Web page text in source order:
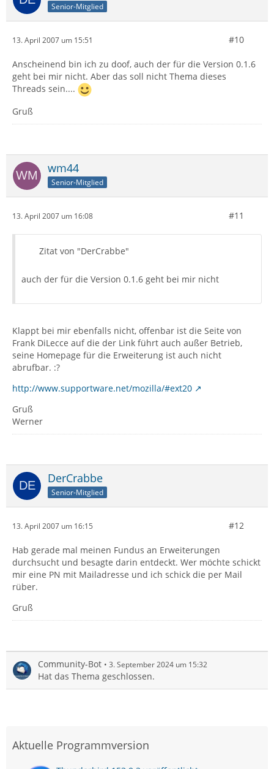
Senior-Mitglied
13. April 2007 um 15:51 #10
Anscheinend bin ich zu doof, auch der für die Version 0.1.6
geht bei mir nicht. Aber das soll nicht Thema dieses
Threads sein....
Gruß
wm44
Senior-Mitglied
13. April 2007 um 16:08 #11
Zitat von "DerCrabbe"
auch der für die Version 0.1.6 geht bei mir nicht
Klappt bei mir ebenfalls nicht, offenbar ist die Seite von
Frank DiLecce auf die der Link führt auch außer Betrieb,
seine Homepage für die Erweiterung ist auch nicht
abrufbar. :?
http://www.supportware.net/mozilla/#ext20
Gruß
Werner
DerCrabbe
Senior-Mitglied
13. April 2007 um 16:15 #12
Hab gerade mal meinen Fundus an Erweiterungen
durchsucht und besagte darin entdeckt. Wer möchte schickt
mir eine PN mit Mailadresse und ich schick die per Mail
rüber.
Gruß
Community-Bot 3. September 2024 um 15:32
Hat das Thema geschlossen.
Aktuelle Programmversion